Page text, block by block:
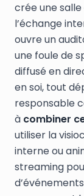
crée une
l’échange
ouvre un
une foule de
diffusé en
en soi, tout
responsable
à combiner
utiliser la
interne ou
streaming